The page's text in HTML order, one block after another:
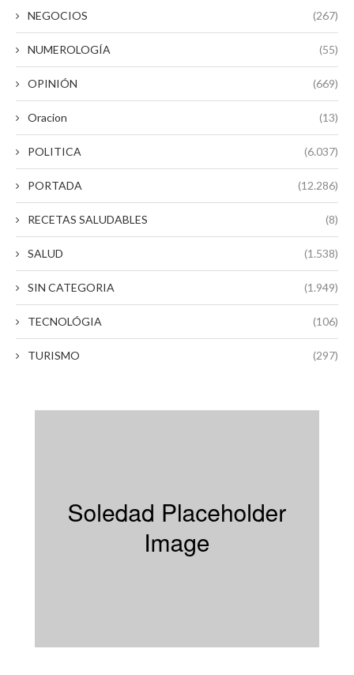
NEGOCIOS (267)
NUMEROLOGÍA (55)
OPINIÓN (669)
Oracion (13)
POLITICA (6.037)
PORTADA (12.286)
RECETAS SALUDABLES (8)
SALUD (1.538)
SIN CATEGORIA (1.949)
TECNOLÓGIA (106)
TURISMO (297)